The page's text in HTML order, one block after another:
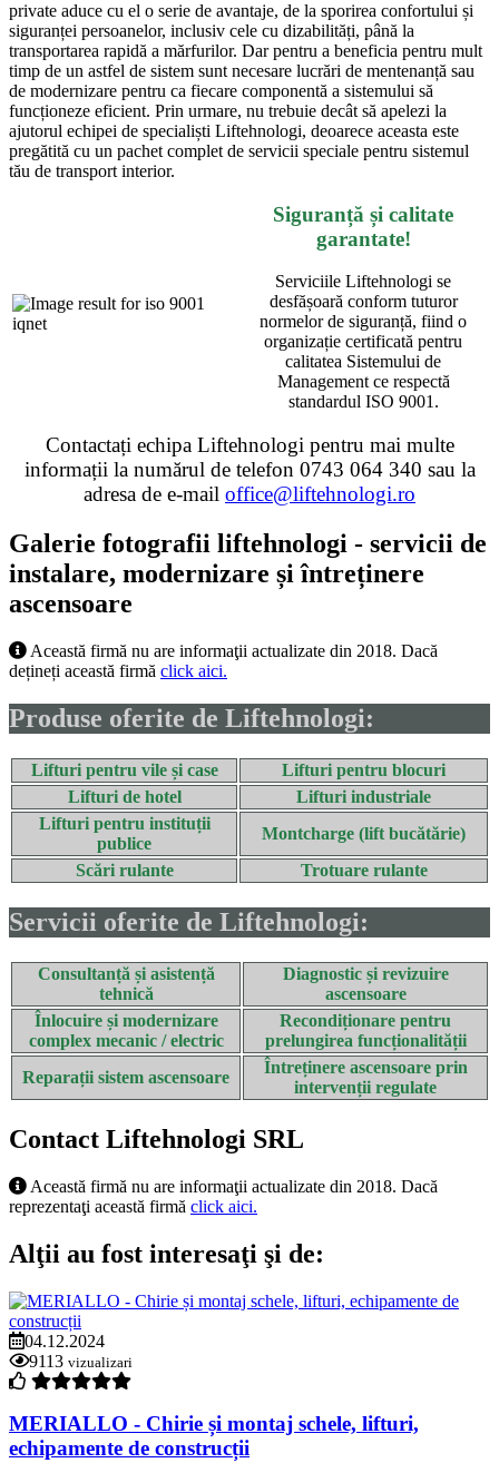
private aduce cu el o serie de avantaje, de la sporirea confortului și
siguranței persoanelor, inclusiv cele cu dizabilități, până la
transportarea rapidă a mărfurilor. Dar pentru a beneficia pentru mult
timp de un astfel de sistem sunt necesare lucrări de mentenanță sau
de modernizare pentru ca fiecare componentă a sistemului să
funcționeze eficient. Prin urmare, nu trebuie decât să apelezi la
ajutorul echipei de specialiști Liftehnologi, deoarece aceasta este
pregătită cu un pachet complet de servicii speciale pentru sistemul
tău de transport interior.
Siguranță și calitate
garantate!
Serviciile Liftehnologi se
desfășoară conform tuturor
normelor de siguranță, fiind o
organizație certificată pentru
calitatea Sistemului de
Management ce respectă
standardul ISO 9001.
Contactați echipa Liftehnologi pentru mai multe
informații la numărul de telefon 0743 064 340 sau la
adresa de e-mail office@liftehnologi.ro
Galerie fotografii liftehnologi - servicii de
instalare, modernizare și întreținere
ascensoare
Această firmă nu are informaţii actualizate din 2018. Dacă
dețineți această firmă click aici.
Produse oferite de Liftehnologi:
Lifturi pentru vile și case
Lifturi pentru blocuri
Lifturi de hotel
Lifturi industriale
Lifturi pentru instituții
publice
Montcharge (lift bucătărie)
Scări rulante
Trotuare rulante
Servicii oferite de Liftehnologi:
Consultanță și asistență
tehnică
Diagnostic și revizuire
ascensoare
Înlocuire și modernizare
complex mecanic / electric
Recondiționare pentru
prelungirea funcționalității
Reparații sistem ascensoare
Întreținere ascensoare prin
intervenții regulate
Contact Liftehnologi SRL
Această firmă nu are informaţii actualizate din 2018. Dacă
reprezentaţi această firmă click aici.
Alţii au fost interesaţi şi de:
04.12.2024
9113 vizualizari
MERIALLO - Chirie și montaj schele, lifturi,
echipamente de construcții